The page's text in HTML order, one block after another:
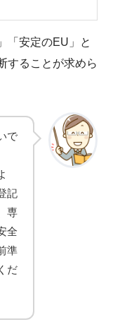
「安定のEU」と
することが求めら
で
記
専
全
準
だ